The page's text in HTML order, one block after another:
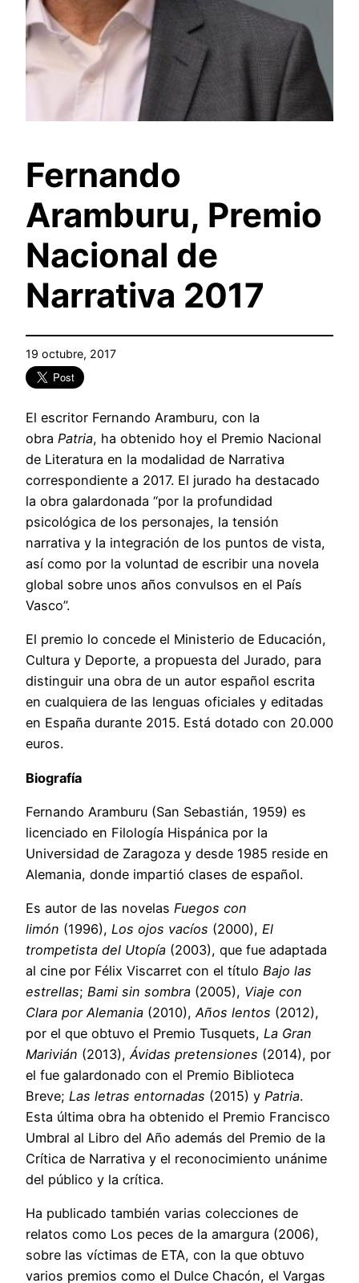
Fernando
Aramburu, Premio
Nacional de
Narrativa 2017
19 octubre, 2017
El escritor Fernando Aramburu, con la
obra Patria, ha obtenido hoy el Premio Nacional
de Literatura en la modalidad de Narrativa
correspondiente a 2017. El jurado ha destacado
la obra galardonada “por la profundidad
psicológica de los personajes, la tensión
narrativa y la integración de los puntos de vista,
así como por la voluntad de escribir una novela
global sobre unos años convulsos en el País
Vasco”.
El premio lo concede el Ministerio de Educación,
Cultura y Deporte, a propuesta del Jurado, para
distinguir una obra de un autor español escrita
en cualquiera de las lenguas oficiales y editadas
en España durante 2015. Está dotado con 20.000
euros.
Biografía
Fernando Aramburu (San Sebastián, 1959) es
licenciado en Filología Hispánica por la
Universidad de Zaragoza y desde 1985 reside en
Alemania, donde impartió clases de español.
Es autor de las novelas Fuegos con
limón (1996), Los ojos vacíos (2000), El
trompetista del Utopía (2003), que fue adaptada
al cine por Félix Viscarret con el título Bajo las
estrellas; Bami sin sombra (2005), Viaje con
Clara por Alemania (2010),Años lentos (2012),
por el que obtuvo el Premio Tusquets, La Gran
Marivián (2013),Ávidas pretensiones (2014), por
el fue galardonado con el Premio Biblioteca
Breve; Las letras entornadas (2015) y Patria.
Esta última obra ha obtenido el Premio Francisco
Umbral al Libro del Año además del Premio de la
Crítica de Narrativa y el reconocimiento unánime
del público y la crítica.
Ha publicado también varias colecciones de
relatos como Los peces de la amargura (2006),
sobre las víctimas de ETA, con la que obtuvo
varios premios como el Dulce Chacón, el Vargas